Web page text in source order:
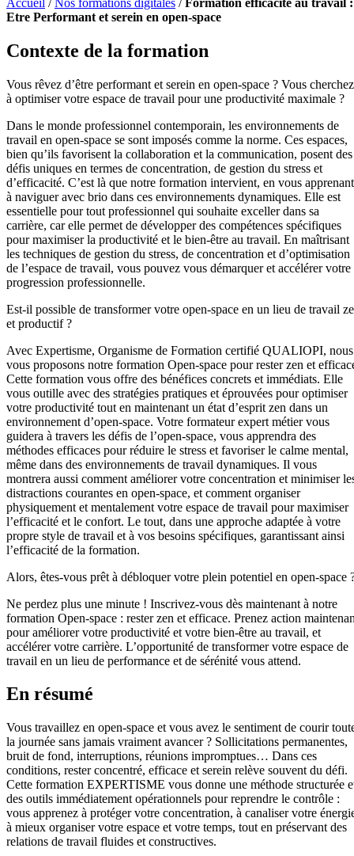
Etre Performant et serein en open-space
Contexte de la formation
Vous rêvez d’être performant et serein en open-space ? Vous cherchez
à optimiser votre espace de travail pour une productivité maximale ?
Dans le monde professionnel contemporain, les environnements de
travail en open-space se sont imposés comme la norme. Ces espaces,
bien qu’ils favorisent la collaboration et la communication, posent des
défis uniques en termes de concentration, de gestion du stress et
d’efficacité. C’est là que notre formation intervient, en vous apprenant
à naviguer avec brio dans ces environnements dynamiques. Elle est
essentielle pour tout professionnel qui souhaite exceller dans sa
carrière, car elle permet de développer des compétences spécifiques
pour maximiser la productivité et le bien-être au travail. En maîtrisant
les techniques de gestion du stress, de concentration et d’optimisation
de l’espace de travail, vous pouvez vous démarquer et accélérer votre
progression professionnelle.
Est-il possible de transformer votre open-space en un lieu de travail
et productif ?
Avec Expertisme, Organisme de Formation certifié QUALIOPI, nous
vous proposons notre formation Open-space pour rester zen et
Cette formation vous offre des bénéfices concrets et immédiats. Elle
vous outille avec des stratégies pratiques et éprouvées pour optimiser
votre productivité tout en maintenant un état d’esprit zen dans un
environnement d’open-space. Votre formateur expert métier vous
guidera à travers les défis de l’open-space, vous apprendra des
méthodes efficaces pour réduire le stress et favoriser le calme mental,
même dans des environnements de travail dynamiques. Il vous
montrera aussi comment améliorer votre concentration et minimiser
distractions courantes en open-space, et comment organiser
physiquement et mentalement votre espace de travail pour maximiser
l’efficacité et le confort. Le tout, dans une approche adaptée à votre
propre style de travail et à vos besoins spécifiques, garantissant ainsi
l’efficacité de la formation.
Alors, êtes-vous prêt à débloquer votre plein potentiel en open-space
Ne perdez plus une minute ! Inscrivez-vous dès maintenant à notre
formation Open-space : rester zen et efficace. Prenez action
pour améliorer votre productivité et votre bien-être au travail, et
accélérer votre carrière. L’opportunité de transformer votre espace de
travail en un lieu de performance et de sérénité vous attend.
En résumé
Vous travaillez en open-space et vous avez le sentiment de courir
la journée sans jamais vraiment avancer ? Sollicitations permanentes,
bruit de fond, interruptions, réunions impromptues… Dans ces
conditions, rester concentré, efficace et serein relève souvent du défi.
Cette formation EXPERTISME vous donne une méthode structurée
des outils immédiatement opérationnels pour reprendre le contrôle :
vous apprenez à protéger votre concentration, à canaliser votre
à mieux organiser votre espace et votre temps, tout en préservant des
relations de travail fluides et constructives.